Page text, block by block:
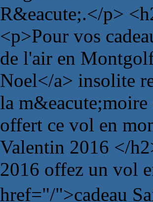
R&eacute;.</p>
<p>Pour vos
de l'air en
Noel</a> insolite
la m&eacute;moire
offert ce vol en
Valentin 2016 </
2016 offez un vol
href="/">cadeau